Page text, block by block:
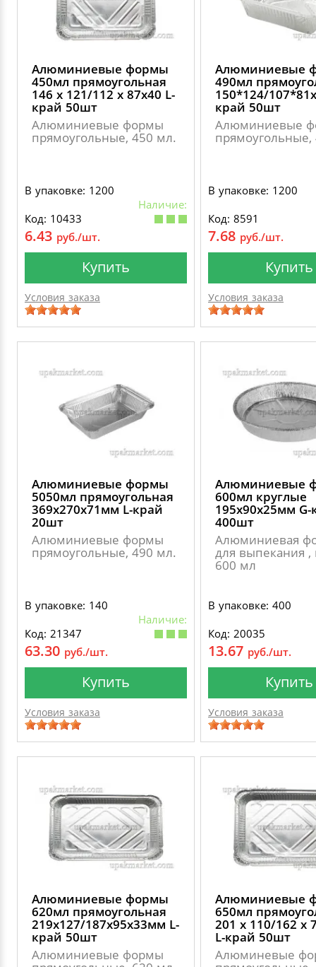
Алюминиевые формы
450мл прямоугольная
146 х 121/112 х 87х40 L-
край 50шт
Алюминиевые формы
прямоугольные, 450 мл.
В упаковке: 1200
Наличие:
Код: 10433
6.43 руб./шт.
Купить
Условия заказа
Алюминиевые
490мл
150*124/
край 50шт
Алюминиевые
В упаковке: 1200
Код: 8591
7.68 руб./шт.
Купить
Условия заказа
Алюминиевые формы
5050мл прямоугольная
369х270х71мм L-край
20шт
Алюминиевые формы
прямоугольные, 490 мл.
В упаковке: 140
Наличие:
Код: 21347
63.30 руб./шт.
Купить
Условия заказа
Алюминиевые
600мл круглые
195х90х25мм G-
400шт
Алюминиевая
для выпекания ,
600 мл
В упаковке: 400
Код: 20035
13.67 руб./шт.
Купить
Условия заказа
Алюминиевые формы
620мл прямоугольная
219х127/187х95х33мм L-
край 50шт
Алюминиевые формы
Алюминиевые
650мл
201 х 110/162 х
L-край 50шт
Алюминевые